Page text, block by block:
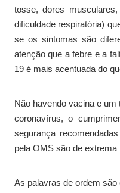
tosse, dores
dificuldade respiratória)
se os sintomas são
atenção que a febre e a
19 é mais acentuada do
Não havendo vacina e
coronavírus, o
segurança
pela OMS são de extrema
As palavras de ordem são